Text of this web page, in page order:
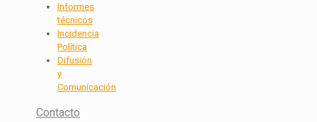
Informes
técnicos
Incidencia
Política
Difusión
y
Comunicación
Contacto